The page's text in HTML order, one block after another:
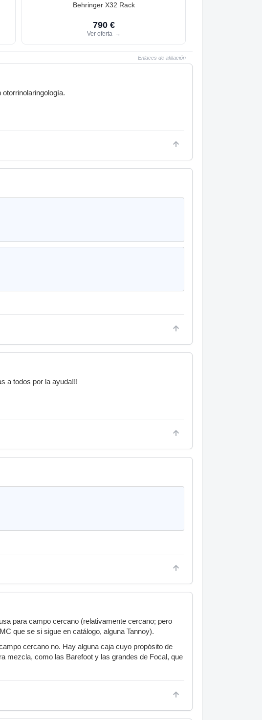
Behringer X32 Rack
790 €
Ver oferta →
Enlaces de afiliación
a todos por la ayuda!!!
para campo cercano (relativamente cercano; pero
que se si sigue en catálogo, alguna Tannoy).
cercano no. Hay alguna caja cuyo propósito de
mezcla, como las Barefoot y las grandes de Focal, que